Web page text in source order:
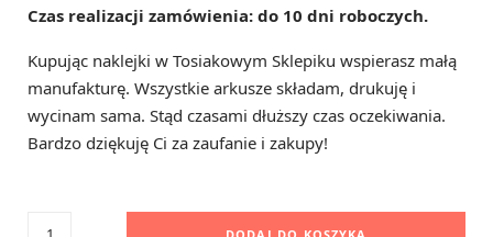
a
Czas realizacji zamówienia: do 10 dni roboczych.
Kupując naklejki w Tosiakowym Sklepiku wspierasz małą
manufakturę. Wszystkie arkusze składam, drukuję i
wycinam sama. Stąd czasami dłuższy czas oczekiwania.
Bardzo dziękuję Ci za zaufanie i zakupy!
ilość
DODAJ DO KOSZYKA